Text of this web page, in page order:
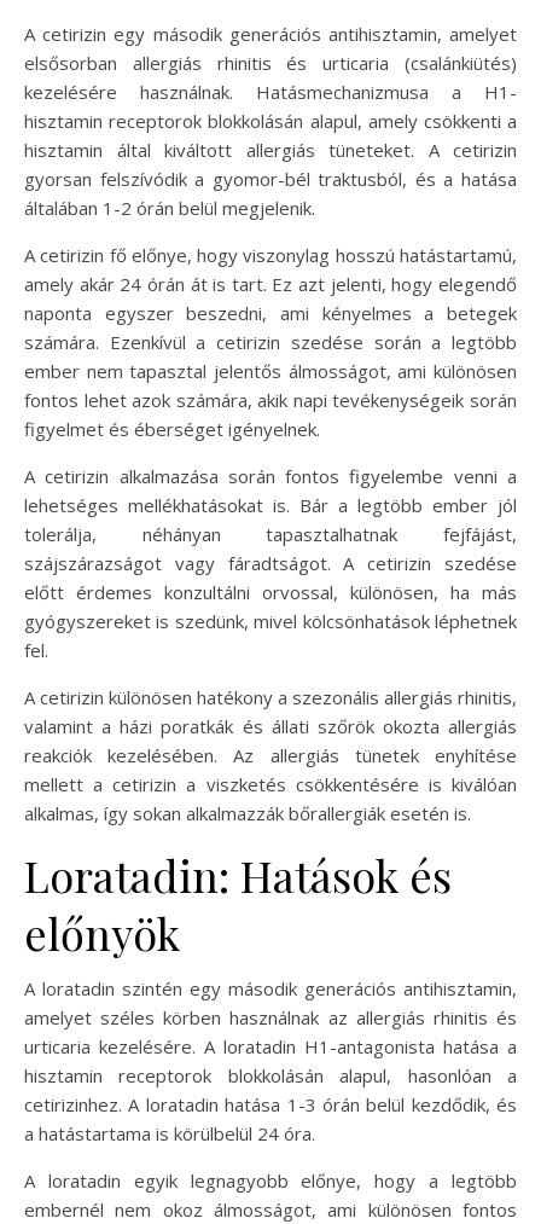
A cetirizin egy második generációs antihisztamin, amelyet
elsősorban allergiás rhinitis és urticaria (csalánkiütés)
kezelésére használnak. Hatásmechanizmusa a H1-
hisztamin receptorok blokkolásán alapul, amely csökkenti a
hisztamin által kiváltott allergiás tüneteket. A cetirizin
gyorsan felszívódik a gyomor-bél traktusból, és a hatása
általában 1-2 órán belül megjelenik.
A cetirizin fő előnye, hogy viszonylag hosszú hatástartamú,
amely akár 24 órán át is tart. Ez azt jelenti, hogy elegendő
naponta egyszer beszedni, ami kényelmes a betegek
számára. Ezenkívül a cetirizin szedése során a legtöbb
ember nem tapasztal jelentős álmosságot, ami különösen
fontos lehet azok számára, akik napi tevékenységeik során
figyelmet és éberséget igényelnek.
A cetirizin alkalmazása során fontos figyelembe venni a
lehetséges mellékhatásokat is. Bár a legtöbb ember jól
tolerálja, néhányan tapasztalhatnak fejfájást,
szájszárazságot vagy fáradtságot. A cetirizin szedése
előtt érdemes konzultálni orvossal, különösen, ha más
gyógyszereket is szedünk, mivel kölcsönhatások léphetnek
fel.
A cetirizin különösen hatékony a szezonális allergiás rhinitis,
valamint a házi poratkák és állati szőrök okozta allergiás
reakciók kezelésében. Az allergiás tünetek enyhítése
mellett a cetirizin a viszketés csökkentésére is kiválóan
alkalmas, így sokan alkalmazzák bőrallergiák esetén is.
Loratadin: Hatások és
előnyök
A loratadin szintén egy második generációs antihisztamin,
amelyet széles körben használnak az allergiás rhinitis és
urticaria kezelésére. A loratadin H1-antagonista hatása a
hisztamin receptorok blokkolásán alapul, hasonlóan a
cetirizinhez. A loratadin hatása 1-3 órán belül kezdődik, és
a hatástartama is körülbelül 24 óra.
A loratadin egyik legnagyobb előnye, hogy a legtöbb
embernél nem okoz álmosságot, ami különösen fontos